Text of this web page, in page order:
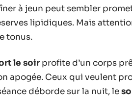
à jeun peut sembler
lipidiques. Mais
tonus.
le soir profite d’un corps
apogée. Ceux qui veulent
déborde sur la nuit, le